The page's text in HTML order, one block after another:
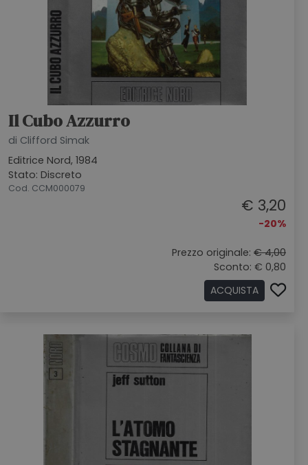
Il Cubo Azzurro
di Clifford Simak
Editrice Nord, 1984
Stato: Discreto
Cod. CCM000079
€ 3,20
-20%
Prezzo originale: € 4,00
Sconto: € 0,80
ACQUISTA